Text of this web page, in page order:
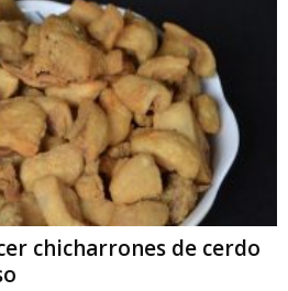
chicharrones de cerdo